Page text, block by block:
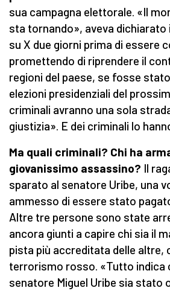
sua campagna elettorale. «Il
sta tornando», aveva dichiarato
su X due giorni prima di essere
promettendo di riprendere il
regioni del paese, se fosse
elezioni presidenziali del
criminali avranno una sola
giustizia». E dei criminali lo
Ma quali criminali? Chi ha
giovanissimo assassino? Il
sparato al senatore Uribe, una
ammesso di essere stato
Altre tre persone sono state
ancora giunti a capire chi sia il
pista più accreditata delle altre,
terrorismo rosso. «Tutto indica
senatore Miguel Uribe sia stato